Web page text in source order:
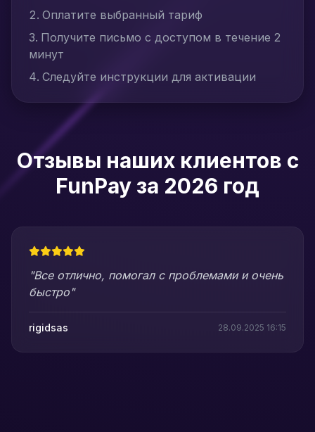
Оплатите выбранный тариф
Получите письмо с доступом в течение 2
минут
Следуйте инструкции для активации
Отзывы наших клиентов с
FunPay за 2026 год
"Все отлично, помогал с проблемами и очень
быстро"
rigidsas 28.09.2025 16:15